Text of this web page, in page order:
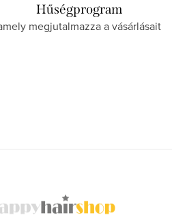
Hűségprogram
megjutalmazza a vásárlásait